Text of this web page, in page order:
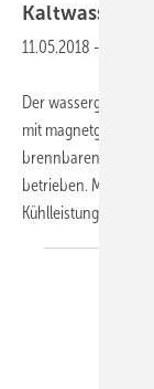
11.05.2018 -
Der wassergekühlte
mit
brennbaren
betrieben. Mit dem